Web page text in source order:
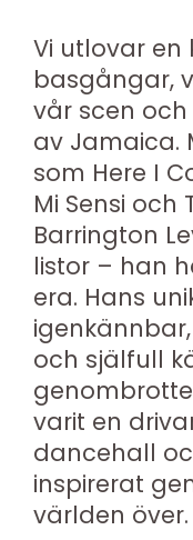
Vi utlovar
basgångar,
vår scen
av Jamaica.
som Here I
Mi Sensi och
Barrington
listor – han
era. Hans
och själfull
varit en
dancehall
inspirerat
världen över.